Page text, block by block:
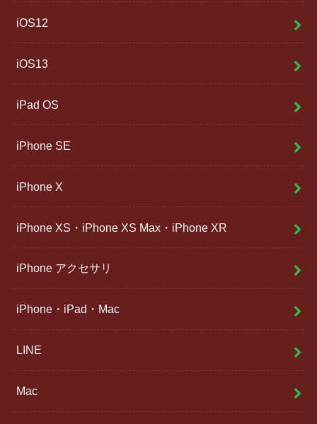
iOS12
iOS13
iPad OS
iPhone SE
iPhone X
iPhone XS・iPhone XS Max・iPhone XR
iPhone アクセサリ
iPhone・iPad・Mac
LINE
Mac